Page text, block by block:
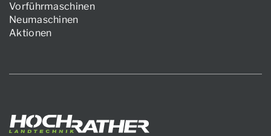
Vorführmaschinen
Neumaschinen
Aktionen